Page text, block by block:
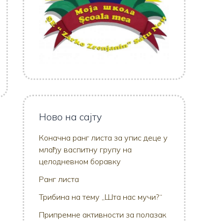
Ново на сајту
Коначна ранг листа за упис деце у
млађу васпитну групу на
целодневном боравку
Ранг листа
Трибина на тему „Шта нас мучи?“
Припремне активности за полазак